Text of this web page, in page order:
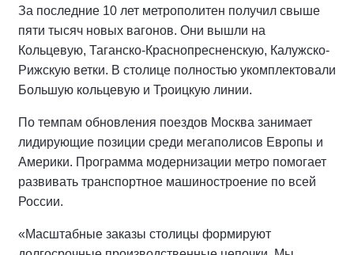
За последние 10 лет метрополитен получил свыше
пяти тысяч новых вагонов. Они вышли на
Кольцевую, Таганско-Краснопресненскую, Калужско-
Рижскую ветки. В столице полностью укомплектовали
Большую кольцевую и Троицкую линии.
По темпам обновления поездов Москва занимает
лидирующие позиции среди мегаполисов Европы и
Америки. Программа модернизации метро помогает
развивать транспортное машиностроение по всей
России.
«Масштабные заказы столицы формируют